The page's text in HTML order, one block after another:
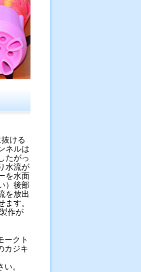
ける
ネルは
たがっ
水流が
を水面
）後部
を放出
ます。
作が
ークト
カジキ
。